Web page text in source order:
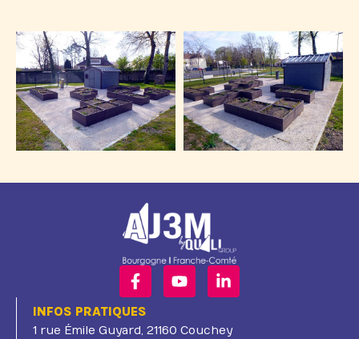
INFOS PRATIQUES
1 rue Émile Guyard, 21160 Couchey